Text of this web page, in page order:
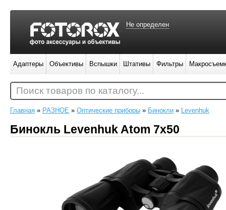
Главная » РАЗНОЕ » Оптические приборы » Бинокли » Levenhuk
Бинокль Levenhuk Atom 7x50
Не определен
Адаптеры Объективы Вспышки Штативы Фильтры
Поиск товаров по каталогу...